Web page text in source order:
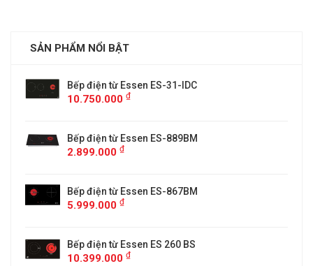
SẢN PHẨM NỔI BẬT
Bếp điện từ Essen ES-31-IDC
10.750.000 ₫
Bếp điện từ Essen ES-889BM
2.899.000 ₫
Bếp điện từ Essen ES-867BM
5.999.000 ₫
Bếp điện từ Essen ES 260 BS
10.399.000 ₫